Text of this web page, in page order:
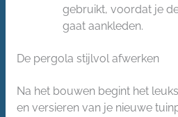
gebruikt, voordat je
gaat aankleden.
De pergola stijlvol afwerken
Na het bouwen begint het
en versieren van je nieuwe